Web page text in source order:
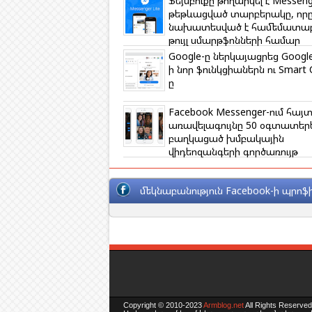
i
թեթևացված տարբերակը, որը
նախատեսված է
թույլ սմարթֆոնների համար
Google-ը ներկայացրեց
ի նոր ֆունկցիաներն ու Smart
ը
Facebook Messenger-ում
առավելագույնը 50
բաղկացած խմբակային
վիդեոզանգերի գործառույթ
մեկնաբանություն Facebook-ի
Copyright © 2010-2023Armblog.netAll Rights Reserved